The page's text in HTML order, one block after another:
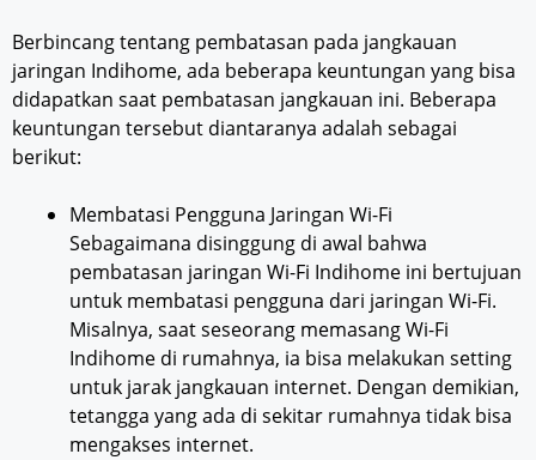
Berbincang tentang pembatasan pada jangkauan
jaringan Indihome, ada beberapa keuntungan yang bisa
didapatkan saat pembatasan jangkauan ini. Beberapa
keuntungan tersebut diantaranya adalah sebagai
berikut:
Membatasi Pengguna Jaringan Wi-Fi
Sebagaimana disinggung di awal bahwa
pembatasan jaringan Wi-Fi Indihome ini bertujuan
untuk membatasi pengguna dari jaringan Wi-Fi.
Misalnya, saat seseorang memasang Wi-Fi
Indihome di rumahnya, ia bisa melakukan setting
untuk jarak jangkauan internet. Dengan demikian,
tetangga yang ada di sekitar rumahnya tidak bisa
mengakses internet.